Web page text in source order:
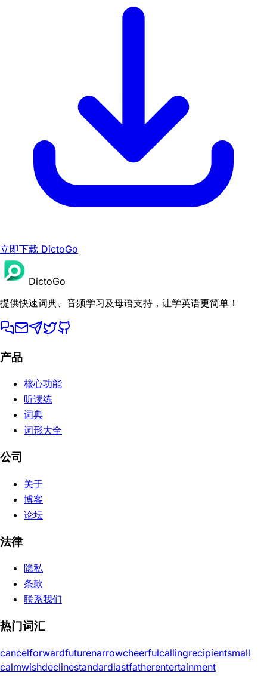
立即下载 DictoGo
DictoGo
提供快速词典、音频学习及母语支持，让学英语更简单！
产品
核心功能
听读练
词典
词形大全
公司
关于
博客
论坛
法律
隐私
条款
联系我们
热门词汇
cancelforwardfuturenarrowcheerfulcallingrecipientsmall
calmwishdeclinestandardlastfatherentertainment